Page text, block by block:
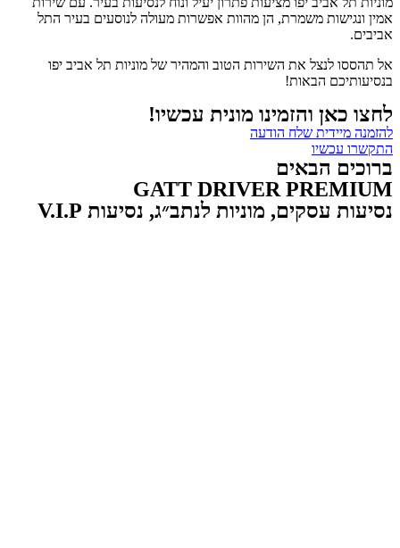
אמין ונגישות משמרת, הן מהוות אפשרות מעולה לנוסעים בעיר התל
אביבים.
אל תהססו לנצל את השירות הטוב והמהיר של מוניות תל אביב יפו
בנסיעותיכם הבאות!
לחצו כאן והזמינו מונית עכשיו!
להזמנה מיידית שלח הודעה
התקשרו עכשיו
ברוכים הבאים
GATT DRIVER PREMIUM
נסיעות עסקים, מוניות לנתב״ג, נסיעות V.I.P